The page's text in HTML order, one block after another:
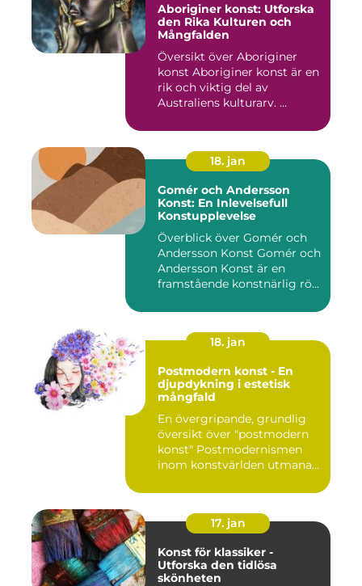
Aboriginer konst: Utforska
den Rika Kulturen och
Mångfalden
Översikt över Aboriginer
konst Aboriginer konst är en
rik och viktig del av
Australiens kulturarv. ...
18. jan
Gomér och Andersson
Konst: En Inlevelsefull
Konstupplevelse
Överblick över Gomér och
Andersson Konst Gomér och
Andersson Konst är en
framstående konstnärlig rö...
18. jan
Postmodern konst - En
djupdykning i estetisk
mångfald
En övergripande, grundlig
översikt över "postmodern
konst" Postmodernismen
inom konstvärlden utmana...
17. jan
Konst för klassiker -
Utforska den tidlösa
skönheten